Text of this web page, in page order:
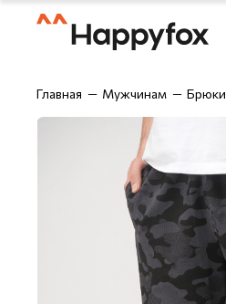
Главная Мужчинам Брюки